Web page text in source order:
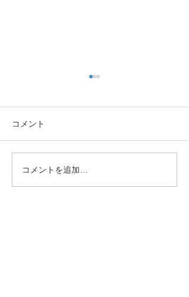
保険適応で白い歯へ
コメント
コメントを追加…